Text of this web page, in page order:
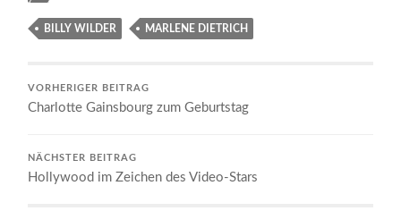
BILLY WILDER MARLENE DIETRICH
VORHERIGER BEITRAG
Charlotte Gainsbourg zum Geburtstag
NÄCHSTER BEITRAG
Hollywood im Zeichen des Video-Stars